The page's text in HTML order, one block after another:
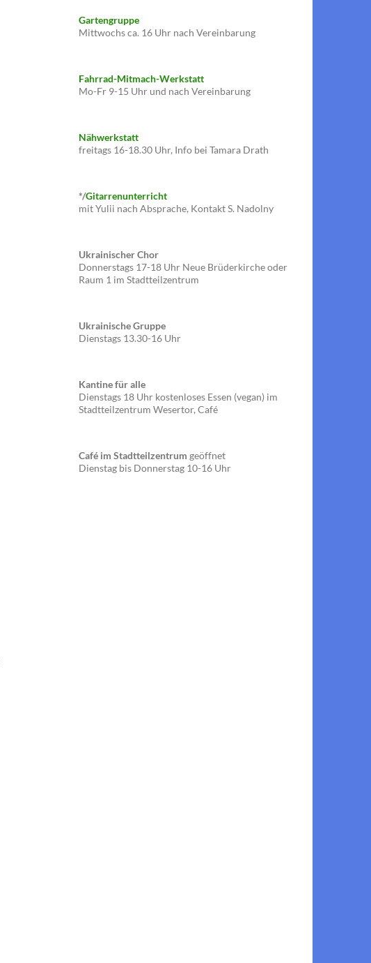
Gartengruppe
Mittwochs ca. 16 Uhr nach Vereinbarung
Fahrrad-Mitmach-Werkstatt
Mo-Fr 9-15 Uhr und nach Vereinbarung
Nähwerkstatt
freitags 16-18.30 Uhr, Info bei Tamara Drath
*/Gitarrenunterricht
mit Yulii nach Absprache, Kontakt S. Nadolny
Ukrainischer Chor
Donnerstags 17-18 Uhr Neue Brüderkirche oder
Raum 1 im Stadtteilzentrum
Ukrainische Gruppe
Dienstags 13.30-16 Uhr
Kantine für alle
Dienstags 18 Uhr kostenloses Essen (vegan) im
Stadtteilzentrum Wesertor, Café
Café im Stadtteilzentrum geöffnet
Dienstag bis Donnerstag 10-16 Uhr